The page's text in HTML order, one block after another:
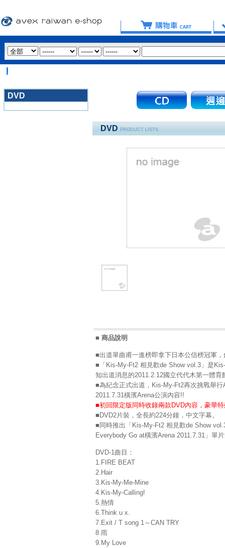
DVD
DVD PRODUCT LISTS
■ 商品說明
■出道單曲甫一進榜即拿下日本公信榜冠軍
■「Kis-My-Ft2 相見歡de Show vol.3」是
知出道消息的2011.2.12國立代代木第一體育
■為紀念正式出道，Kis-My-Ft2再次挑戰舉
2011.7.31橫濱Arena公演內容!!
■初回限定版同時收錄兩款DVD內容，豪華
■DVD2片裝，全長約224分鐘，中文字幕。
■同時推出「Kis-My-Ft2 相見歡de Show
Everybody Go at橫濱Arena 2011.7.31」單
DVD-1曲目：
1.FIRE BEAT
2.Hair
3.Kis-My-Me-Mine
4.Kis-My-Calling!
5.熱情
6.Think u x.
7.Exit / T song 1～CAN TRY
8.雨
9.My Love